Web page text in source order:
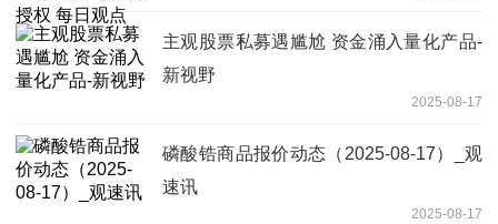
主观股票私募遇尴尬 资金涌入量化产品-
新视野
2025-08-17
磷酸锆商品报价动态（2025-08-17）_观
速讯
2025-08-17